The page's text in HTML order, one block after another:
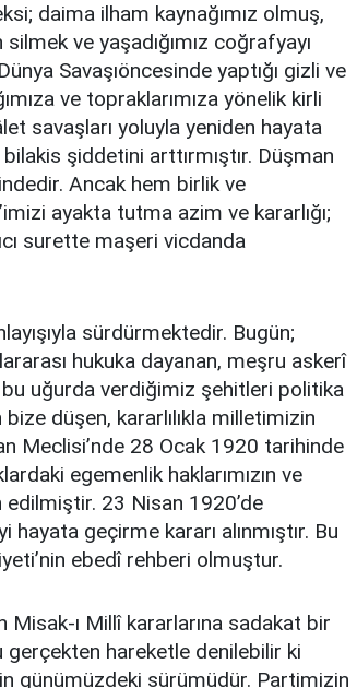
daima ilham kaynağımız olmuş,
ve yaşadığımız coğrafyayı
Savaşıöncesinde yaptığı gizli ve
ve topraklarımıza yönelik kirli
savaşları yoluyla yeniden hayata
şiddetini arttırmıştır. Düşman
Ancak hem birlik ve
ayakta tutma azim ve kararlığı;
surette maşeri vicdanda
sürdürmektedir. Bugün;
hukuka dayanan, meşru askerî
bu uğurda verdiğimiz şehitleri politika
düşen, kararlılıkla milletimizin
Meclisi’nde 28 Ocak 1920 tarihinde
egemenlik haklarımızın ve
edilmiştir. 23 Nisan 1920’de
geçirme kararı alınmıştır. Bu
ebedî rehberi olmuştur.
ı Millî kararlarına sadakat bir
gerçekten hareketle denilebilir ki
günümüzdeki sürümüdür. Partimizin